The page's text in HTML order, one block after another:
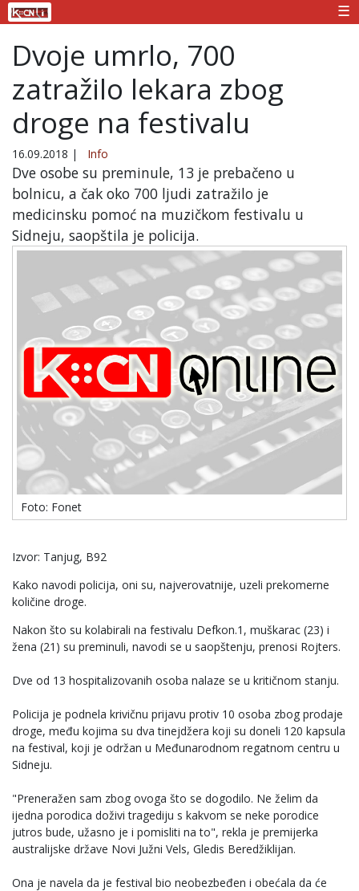
☰
Dvoje umrlo, 700
zatražilo lekara zbog
droge na festivalu
16.09.2018 | Info
Dve osobe su preminule, 13 je prebačeno u
bolnicu, a čak oko 700 ljudi zatražilo je
medicinsku pomoć na muzičkom festivalu u
Sidneju, saopštila je policija.
Foto: Fonet
Izvor: Tanjug, B92
Kako navodi policija, oni su, najverovatnije, uzeli prekomerne
količine droge.
Nakon što su kolabirali na festivalu Defkon.1, muškarac (23) i
žena (21) su preminuli, navodi se u saopštenju, prenosi Rojters.
Dve od 13 hospitalizovanih osoba nalaze se u kritičnom stanju.
Policija je podnela krivičnu prijavu protiv 10 osoba zbog prodaje
droge, među kojima su dva tinejdžera koji su doneli 120 kapsula
na festival, koji je održan u Međunarodnom regatnom centru u
Sidneju.
"Preneražen sam zbog ovoga što se dogodilo. Ne želim da
ijedna porodica doživi tragediju s kakvom se neke porodice
jutros bude, užasno je i pomisliti na to", rekla je premijerka
australijske države Novi Južni Vels, Gledis Beredžiklijan.
Ona je navela da je festival bio neobezbeđen i obećala da će